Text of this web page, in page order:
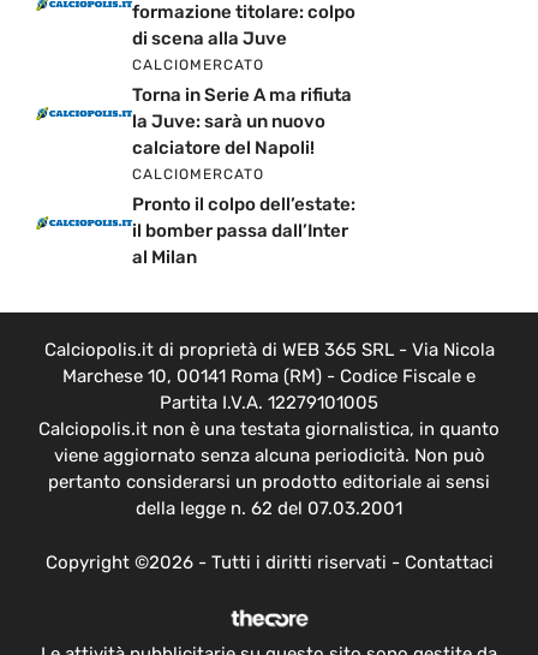
formazione titolare: colpo
di scena alla Juve
CALCIOMERCATO
Torna in Serie A ma rifiuta
la Juve: sarà un nuovo
calciatore del Napoli!
CALCIOMERCATO
Pronto il colpo dell’estate:
il bomber passa dall’Inter
al Milan
Calciopolis.it di proprietà di WEB 365 SRL - Via Nicola
Marchese 10, 00141 Roma (RM) - Codice Fiscale e
Partita I.V.A. 12279101005
Calciopolis.it non è una testata giornalistica, in quanto
viene aggiornato senza alcuna periodicità. Non può
pertanto considerarsi un prodotto editoriale ai sensi
della legge n. 62 del 07.03.2001
Copyright ©2026 - Tutti i diritti riservati - Contattaci